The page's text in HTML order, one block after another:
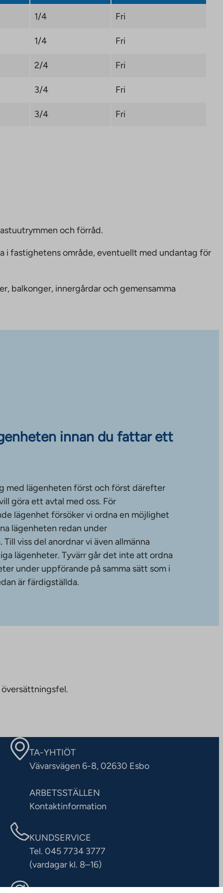
1/4 Fri
1/4 Fri
2/4 Fri
3/4 Fri
3/4 Fri
och förråd.
i fastighetens område, eventuellt med undantag för
balkonger, innergårdar och gemensamma
innan du fattar ett
med lägenheten först och först därefter
göra ett avtal med oss. För
lägenhet försöker vi ordna en möjlighet
lägenheten redan under
viss del anordnar vi även allmänna
lägenheter. Tyvärr går det inte att ordna
under uppförande på samma sätt som i
är färdigställda.
TA-YHTIÖT
Vävarsvägen 6-8, 02630 Esbo
ARBETSSTÄLLEN
Kontaktinformation
KUNDSERVICE
Tel. 045 7734 3777
(vardagar kl. 8–16)